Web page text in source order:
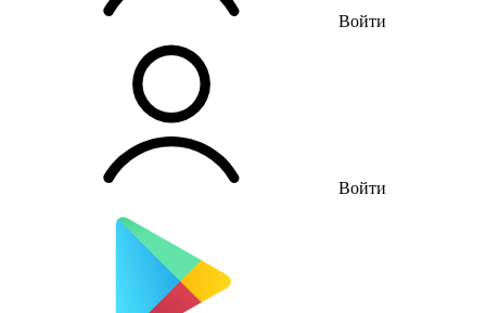
Войти
Войти